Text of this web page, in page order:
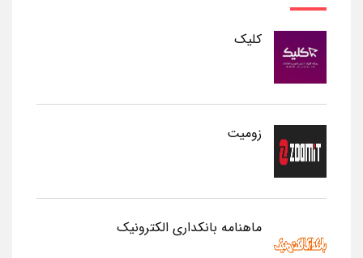
کلیک
زومیت
ماهنامه بانکداری الکترونیک